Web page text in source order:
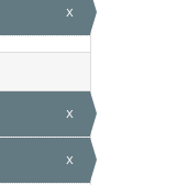
x
x
x